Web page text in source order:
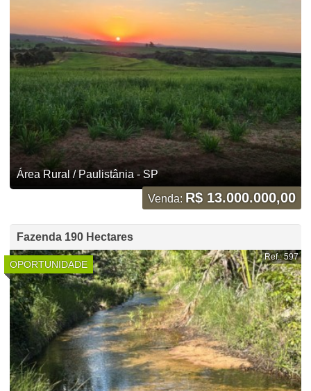
Área Rural / Paulistânia - SP
Venda: R$ 13.000.000,00
Fazenda 190 Hectares
OPORTUNIDADE
Ref.: 597